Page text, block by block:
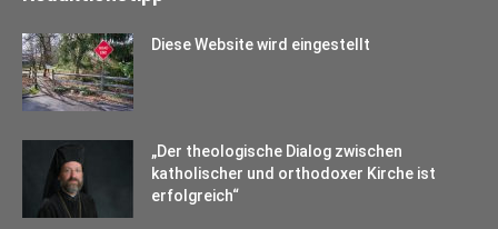
Diese Website wird eingestellt
„Der theologische Dialog zwischen
katholischer und orthodoxer Kirche ist
erfolgreich“